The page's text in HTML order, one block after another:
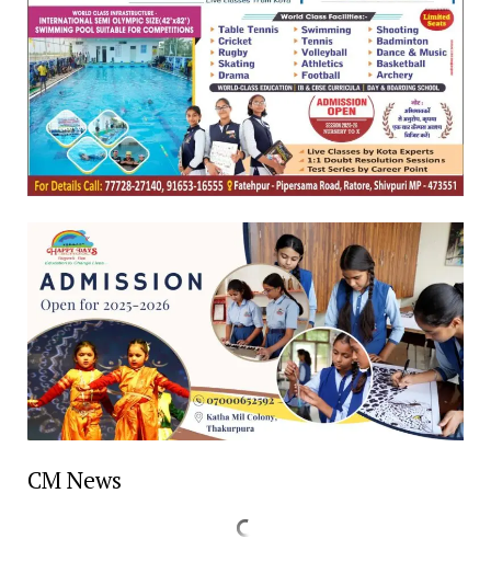
CM News